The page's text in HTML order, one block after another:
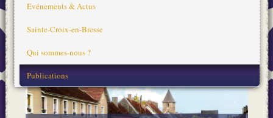
Evénements & Actus
Sainte-Croix-en-Bresse
Qui sommes-nous ?
Publications